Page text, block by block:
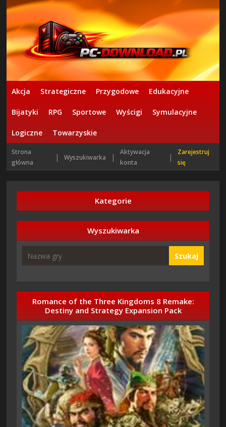
Akcja Strategiczne Przygodowe Edukacyjne
Bijatyki RPG Sportowe Wyścigi Symulacyjne
Logiczne Towarzyskie
Strona
główna
| Wyszukiwarka |
Aktywacja
konta
|
Zarejestruj
się
Kategorie
Wyszukiwarka
Szukaj
Romance of the Three Kingdoms 8 Remake:
Destiny and Strategy Expansion Pack